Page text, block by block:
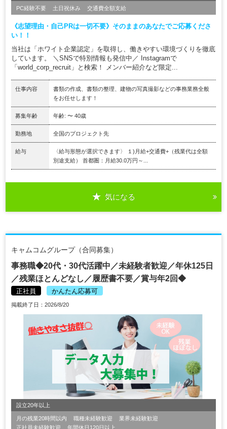
PC経験不要 土日祝休み 交通費全額支給
《志望理由・自己PRは一切不要》そのままのあなたでご応募くださ
い！！
当社は「ホワイト企業認定」を取得し、働きやすい環境づくりを徹底
しています。 ＼SNSで特別情報も発信中／ Instagramで
「world_corp_recruit」と検索！ メンバー紹介など限定...
仕事内容
書類の作成、書類の整理、建物の写真撮影などの事務業務全般
をお任せします！
募集年齢 年齢: 〜 40歳
勤務地 全国のプロジェクト先
給与
〈給与形態が選択できます〉 １)月給+交通費+（残業代は全額
別途支給） 首都圏：月給30.0万円～...
気になる
キャムコムグループ（合同募集）
事務職◆20代・30代活躍中／未経験者歓迎／年休125日
／残業ほとんどなし／履歴書不要／賞与年2回◆
正社員 かんたん応募可
掲載終了日：2026/8/20
設立20年以上
月の残業20時間以内 職種未経験歓迎
業界未経験歓迎
正社員未経験歓迎
年間休日120日以上